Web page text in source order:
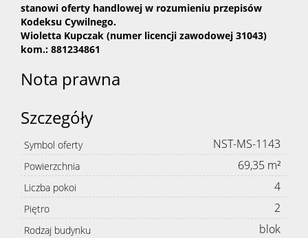
stanowi oferty handlowej w rozumieniu przepisów
Kodeksu Cywilnego.
Wioletta Kupczak (numer licencji zawodowej 31043)
kom.: 881234861
Nota prawna
Szczegóły
Symbol oferty NST-MS-1143
Powierzchnia 69,35 m²
Liczba pokoi 4
Piętro 2
Rodzaj budynku blok